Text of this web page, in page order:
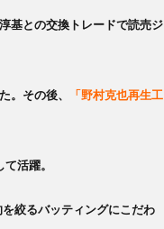
基との交換トレードで読売ジ
。その後、
「野村克也再生工
活躍。
絞るバッティングにこだわ